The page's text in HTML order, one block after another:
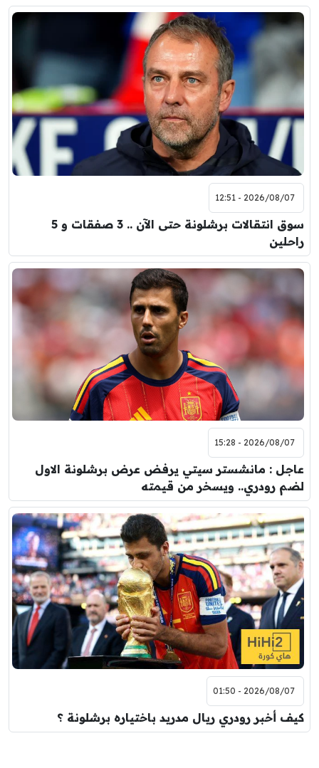
2026/08/07 - 12:51
سوق انتقالات برشلونة حتى الآن .. 3 صفقات و 5
راحلين
2026/08/07 - 15:28
عاجل : مانشستر سيتي يرفض عرض برشلونة الاول
لضم رودري.. ويسخر من قيمته
2026/08/07 - 01:50
كيف أخبر رودري ريال مدريد باختياره برشلونة ؟